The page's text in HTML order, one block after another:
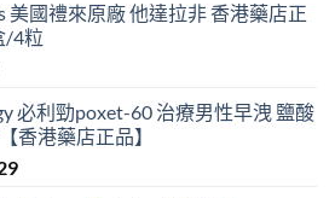
美國禮來原廠 他達拉非 香港藥店正
/4粒
$399.
必利勁poxet-60 治療男性早洩 鹽酸
香港藥店正品】
Price